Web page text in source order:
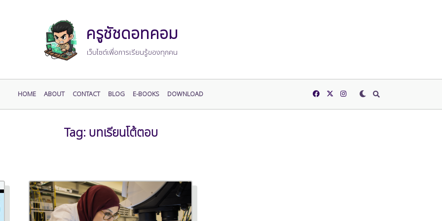
ครูชัชดอทคอม
เว็บไซต์เพื่อการเรียนรู้ของทุกคน
HOME ABOUT CONTACT BLOG E-BOOKS DOWNLOAD
Tag: บทเรียนโต้ตอบ